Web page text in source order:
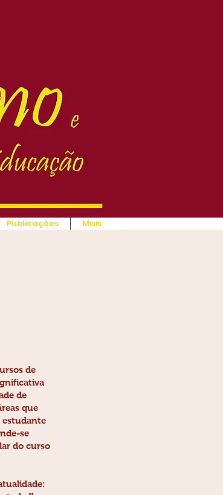
Publicações Mais
de
de
que
estudante
se
do curso